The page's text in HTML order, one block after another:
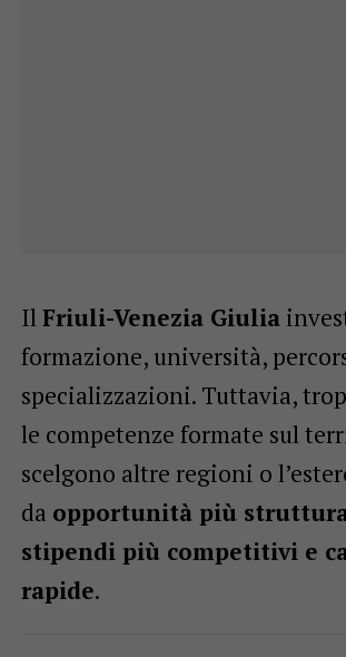
Il Friuli-Venezia Giulia
formazione, università,
specializzazioni. Tuttavia,
le competenze formate sul
scelgono altre regioni o
da opportunità più
stipendi più competitivi e
rapide.